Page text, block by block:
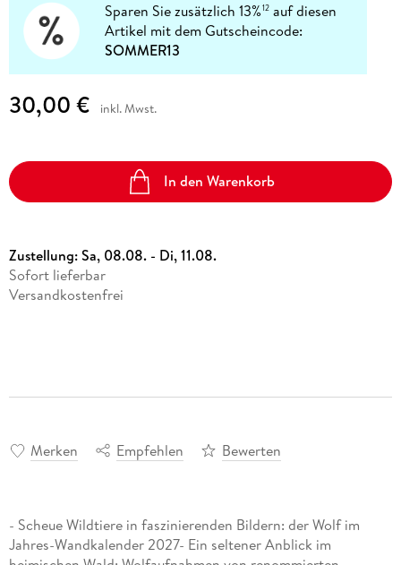
Sparen Sie zusätzlich 13%12 auf diesen
Artikel mit dem Gutscheincode:
SOMMER13
30,00 € inkl. Mwst.
In den Warenkorb
Zustellung:Sa, 08.08. - Di, 11.08.
Sofort lieferbar
Versandkostenfrei
Merken Empfehlen Bewerten
- Scheue Wildtiere in faszinierenden Bildern: der Wolf im
Jahres-Wandkalender 2027- Ein seltener Anblick im